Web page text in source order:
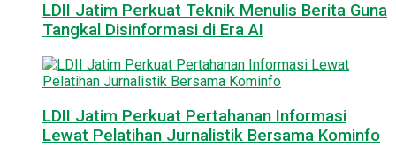
LDII Jatim Perkuat Teknik Menulis Berita Guna
Tangkal Disinformasi di Era AI
LDII Jatim Perkuat Pertahanan Informasi
Lewat Pelatihan Jurnalistik Bersama Kominfo